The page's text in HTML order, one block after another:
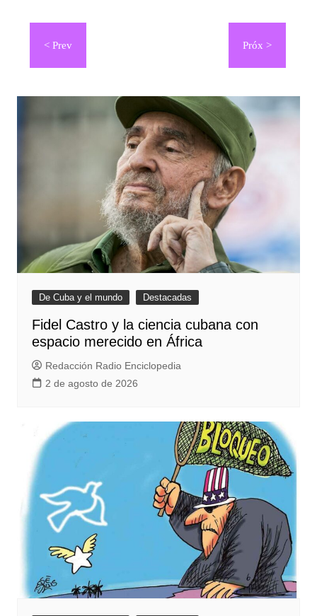
Navegación
entradas
De Cuba y el mundo Destacadas
Fidel Castro y la ciencia cubana con
espacio merecido en África
Redacción Radio Enciclopedia
2 de agosto de 2026